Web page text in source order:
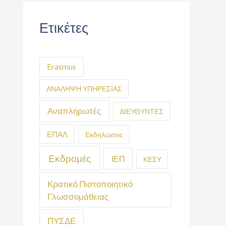
Ετικέτες
Erasmus
ΑΝΑΛΗΨΗ ΥΠΗΡΕΣΙΑΣ
Αναπληρωτές ΔΙΕΥΘΥΝΤΕΣ
ΕΠΑΛ Εκδηλώσεις
Εκδρομές ΙΕΠ ΚΕΣΥ
Κρατικό Πιστοποιητικό
Γλωσσομάθειας
ΠΥΣΔΕ